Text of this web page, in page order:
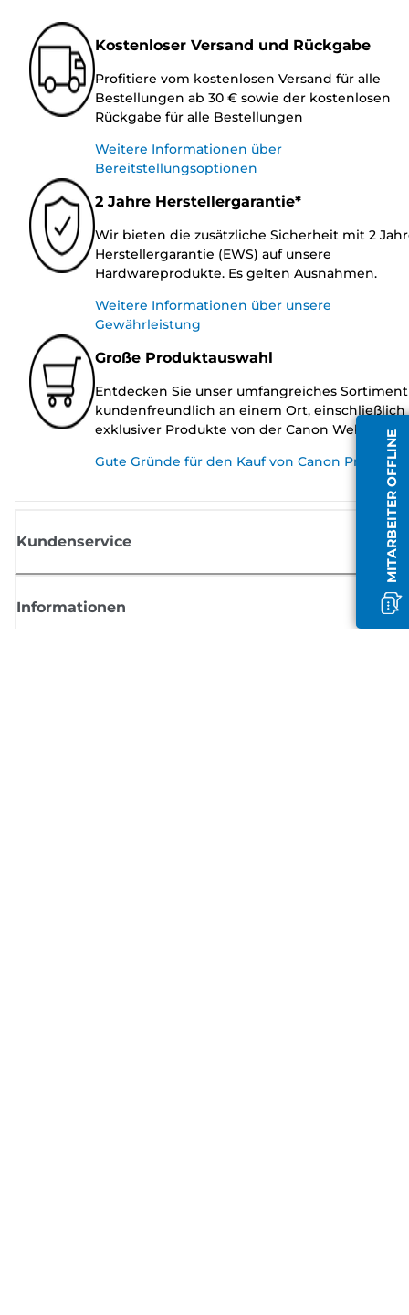
MITARBEITER OFFLINE
Kostenloser Versand und Rückgabe
Profitiere vom kostenlosen Versand für alle
Bestellungen ab 30 € sowie der kostenlosen
Rückgabe für alle Bestellungen
Weitere Informationen über
Bereitstellungsoptionen
2 Jahre Herstellergarantie*
Wir bieten die zusätzliche Sicherheit mit 2
Herstellergarantie (EWS) auf unsere
Hardwareprodukte. Es gelten Ausnahmen.
Weitere Informationen über unsere
Gewährleistung
Große Produktauswahl
Entdecken Sie unser umfangreiches Sortiment
kundenfreundlich an einem Ort, einschließlich
exklusiver Produkte von der Canon Website.
Gute Gründe für den Kauf von Canon
Kundenservice
Informationen